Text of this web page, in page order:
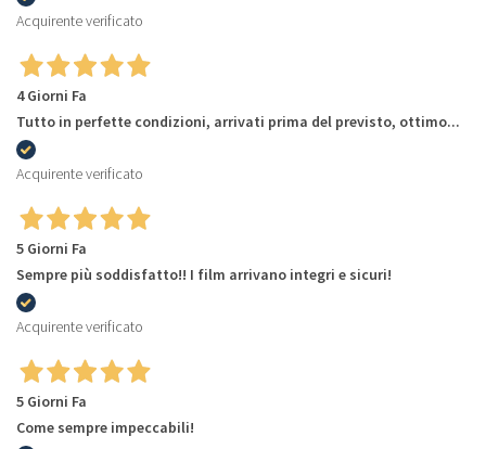
Acquirente verificato
4 Giorni Fa
Tutto in perfette condizioni, arrivati prima del previsto, ottimo...
Acquirente verificato
5 Giorni Fa
Sempre più soddisfatto!! I film arrivano integri e sicuri!
Acquirente verificato
5 Giorni Fa
Come sempre impeccabili!